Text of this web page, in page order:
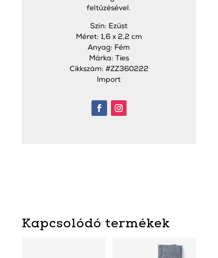
feltűzésével.
Szín: Ezüst
Méret: 1,6 x 2,2 cm
Anyag: Fém
Márka: Ties
Cikkszám: #ZZ360222
Import
Kapcsolódó termékek